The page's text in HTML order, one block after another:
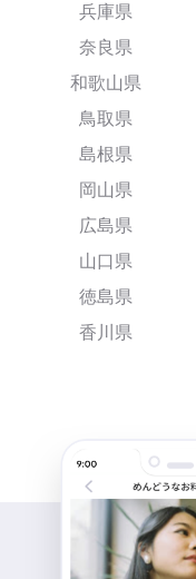
兵庫県
奈良県
和歌山県
鳥取県
島根県
岡山県
広島県
山口県
徳島県
香川県